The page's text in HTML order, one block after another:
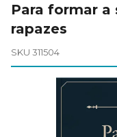
Para formar a
rapazes
SKU 311504